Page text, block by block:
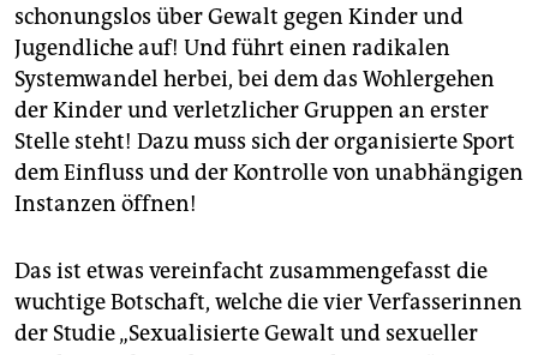
unterstützen
abo
genossenschaft
epaper login
schonungslos über Gewalt gegen Kinder und
Jugendliche auf! Und führt einen radikalen
Systemwandel herbei, bei dem das Wohlergehen
der Kinder und verletzlicher Gruppen an erster
Stelle steht! Dazu muss sich der organisierte Sport
dem Einfluss und der Kontrolle von unabhängigen
Instanzen öffnen!
Das ist etwas vereinfacht zusammengefasst die
wuchtige Botschaft, welche die vier Verfasserinnen
der Studie „Sexualisierte Gewalt und sexueller